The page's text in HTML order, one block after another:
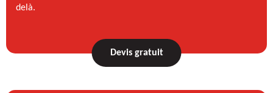
delà.
Devis gratuit